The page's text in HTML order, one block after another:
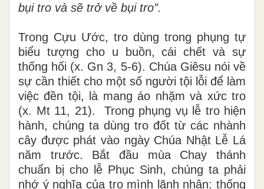
bụi tro và sẽ trở về bụi tro”.
Trong Cựu Ước, tro dùng trong phụng tự
biểu tượng cho u buồn, cái chết và sự
thống hối (x. Gn 3, 5-6). Chúa Giêsu nói về
sự cần thiết cho một số người tội lỗi để làm
việc đền tội, là mang áo nhặm và xức tro
(x. Mt 11, 21). Trong phụng vụ lễ tro hiện
hành, chúng ta dùng tro đốt từ các nhành
cây được phát vào ngày Chúa Nhật Lễ Lá
năm trước. Bắt đầu mùa Chay thánh
chuẩn bị cho lễ Phục Sinh, chúng ta phải
nhớ ý nghĩa của tro mình lãnh nhận: thống